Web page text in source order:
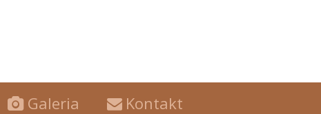
Galeria Kontakt